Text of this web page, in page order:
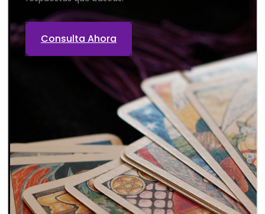
Consulta Ahora